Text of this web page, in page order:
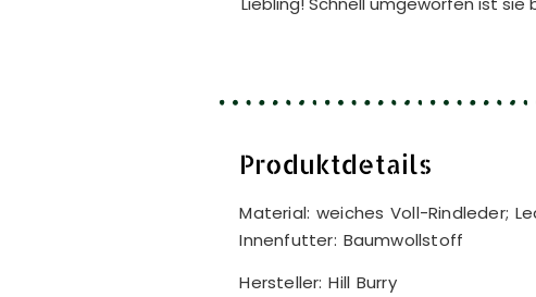
Produktdetails
Material: weiches Voll-Rindleder;
Innenfutter: Baumwollstoff
Hersteller: Hill Burry